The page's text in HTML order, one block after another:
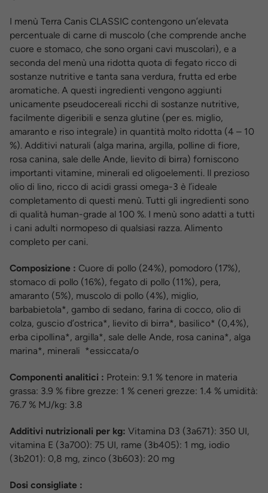
I menù Terra Canis CLASSIC contengono un’elevata
percentuale di carne di muscolo (che comprende anche
cuore e stomaco, che sono organi cavi muscolari), e a
seconda del menù una ridotta quota di fegato ricco di
sostanze nutritive e tanta sana verdura, frutta ed erbe
aromatiche. A questi ingredienti vengono aggiunti
unicamente pseudocereali ricchi di sostanze nutritive,
facilmente digeribili e senza glutine (per es. miglio,
amaranto e riso integrale) in quantità molto ridotta (4 – 10
%). Additivi naturali (alga marina, argilla, polline di fiore,
rosa canina, sale delle Ande, lievito di birra) forniscono
importanti vitamine, minerali ed oligoelementi. Il prezioso
olio di lino, ricco di acidi grassi omega-3 è l’ideale
completamento di questi menù. Tutti gli ingredienti sono
di qualità human-grade al 100 %. I menù sono adatti a tutti
i cani adulti normopeso di qualsiasi razza. Alimento
completo per cani.
Composizione : Cuore di pollo (24%), pomodoro (17%),
stomaco di pollo (16%), fegato di pollo (11%), pera,
amaranto (5%), muscolo di pollo (4%), miglio,
barbabietola*, gambo di sedano, farina di cocco, olio di
colza, guscio d’ostrica*, lievito di birra*, basilico* (0,4%),
erba cipollina*, argilla*, sale delle Ande, rosa canina*, alga
marina*, minerali *essiccata/o
Componenti analitici : Protein: 9.1 % tenore in materia
grassa: 3.9 % fibre grezze: 1 % ceneri grezze: 1.4 % umidità:
76.7 % MJ/kg: 3.8
Additivi nutrizionali per kg: Vitamina D3 (3a671): 350 UI,
vitamina E (3a700): 75 UI, rame (3b405): 1 mg, iodio
(3b201): 0,8 mg, zinco (3b603): 20 mg
Dosi consigliate :